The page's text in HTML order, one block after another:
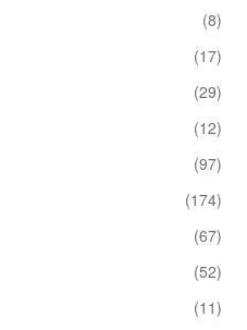
(8)
(17)
(29)
(12)
(97)
(174)
(67)
(52)
(11)